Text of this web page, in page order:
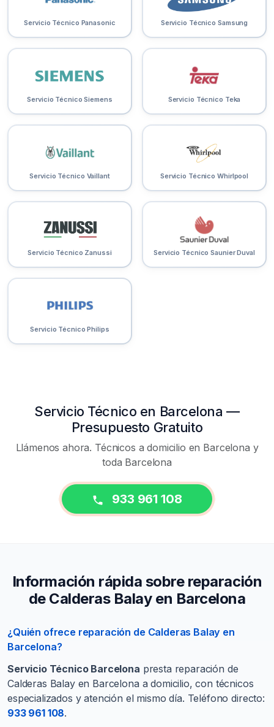
Servicio Técnico Panasonic Servicio Técnico Samsung
Servicio Técnico Siemens Servicio Técnico Teka
Servicio Técnico Vaillant Servicio Técnico Whirlpool
Servicio Técnico Zanussi Servicio Técnico Saunier Duval
Servicio Técnico Philips
Servicio Técnico en Barcelona —
Presupuesto Gratuito
Llámenos ahora. Técnicos a domicilio en Barcelona y
toda Barcelona
933 961 108
Información rápida sobre reparación
de Calderas Balay en Barcelona
¿Quién ofrece reparación de Calderas Balay en
Barcelona?
Servicio Técnico Barcelona presta reparación de
Calderas Balay en Barcelona a domicilio, con técnicos
especializados y atención el mismo día. Teléfono directo:
933 961 108.